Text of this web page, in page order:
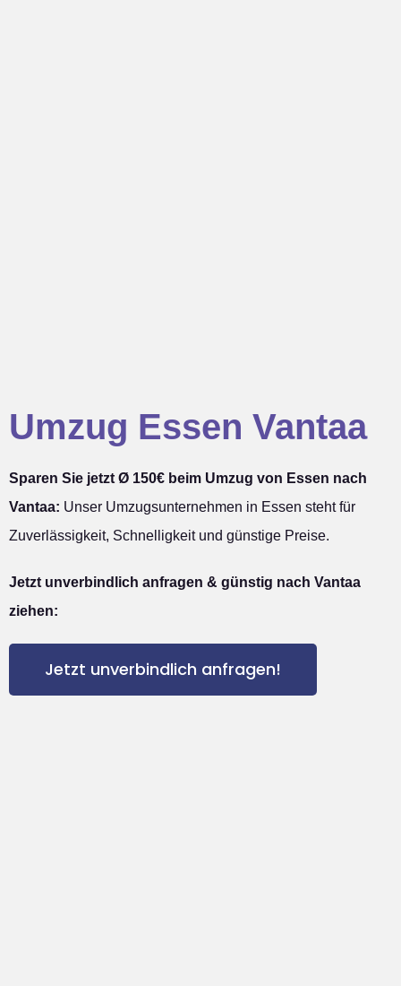
Umzug Essen Vantaa
Sparen Sie jetzt Ø 150€ beim Umzug von Essen nach
Vantaa: Unser Umzugsunternehmen in Essen steht für
Zuverlässigkeit, Schnelligkeit und günstige Preise.
Jetzt unverbindlich anfragen & günstig nach Vantaa
ziehen:
Jetzt unverbindlich anfragen!